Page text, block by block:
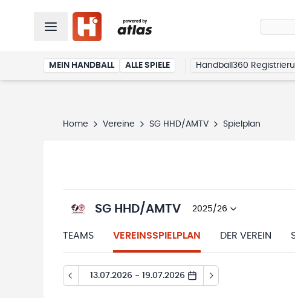
MEIN HANDBALL ALLE SPIELE Handball360
Home Vereine SG HHD/AMTV Spielplan
SG HHD/AMTV 2025/26
TEAMS VEREINSSPIELPLAN DER VEREIN
13.07.2026 - 19.07.2026